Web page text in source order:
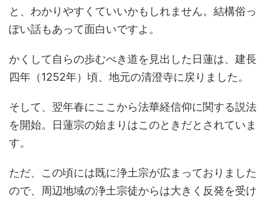
と、わかりやすくていいかもしれません。結構俗っ
ぽい話もあって面白いですよ。
かくして自らの歩むべき道を見出した日蓮は、建長
四年（1252年）頃、地元の清澄寺に戻りました。
そして、翌年春にここから法華経信仰に関する説法
を開始。日蓮宗の始まりはこのときだとされていま
す。
ただ、この頃には既に浄土宗が広まっておりました
ので、周辺地域の浄土宗徒からは大きく反発を受け